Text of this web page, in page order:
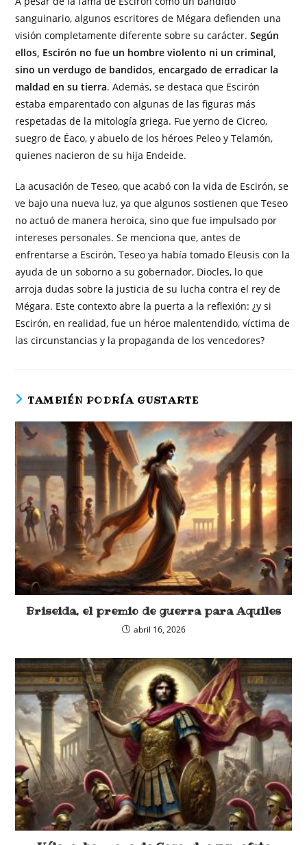
sanguinario, algunos escritores de Mégara defienden una
visión completamente diferente sobre su carácter.Según
ellos, Escirón no fue un hombre violento ni un criminal,
sino un verdugo de bandidos, encargado de erradicar la
maldad en su tierra. Además, se destaca que Escirón
estaba emparentado con algunas de las figuras más
respetadas de la mitología griega. Fue yerno de Cicreo,
suegro de Éaco, y abuelo de los héroes Peleo y Telamón,
quienes nacieron de su hija Endeide.
La acusación de Teseo, que acabó con la vida de Escirón, se
ve bajo una nueva luz, ya que algunos sostienen que Teseo
no actuó de manera heroica, sino que fue impulsado por
intereses personales. Se menciona que, antes de
enfrentarse a Escirón, Teseo ya había tomado Eleusis con la
ayuda de un soborno a su gobernador, Diocles, lo que
arroja dudas sobre la justicia de su lucha contra el rey de
Mégara. Este contexto abre la puerta a la reflexión: ¿y si
Escirón, en realidad, fue un héroe malentendido, víctima de
las circunstancias y la propaganda de los vencedores?
TAMBIÉN PODRÍA GUSTARTE
Briseida, el premio de guerra para Aquiles
abril 16, 2026